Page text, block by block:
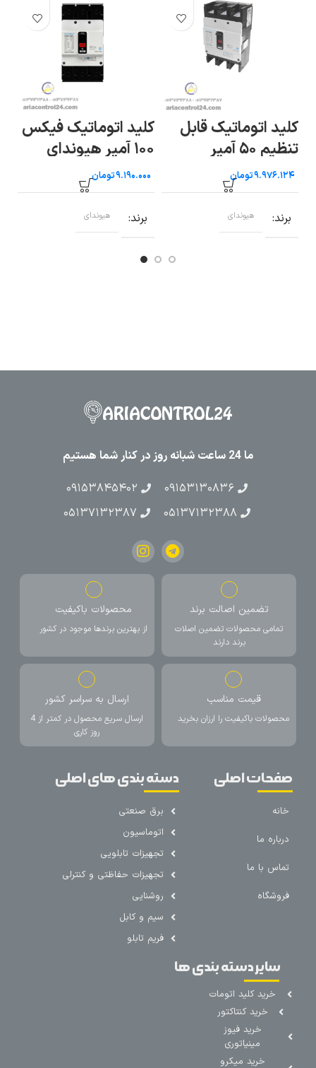
کلید اتوماتیک قابل
تنظیم ۵۰ آمپر
هیوندایتومان
برند هیوندای
کلید اتوماتیک فیکس
۱۰۰ آمپر هیوندای
تومان
برند هیوندای
ما 24 ساعت شبانه روز در کنار شما هستیم
۰۹۱۵۳۱۳۰۸۳۶
۰۹۱۵۳۸۴۵۴۰۲
۰۵۱۳۷۱۳۲۳۸۸
۰۵۱۳۷۱۳۲۳۸۷
تضمین اصالت برند
تمامی محصولات تضمین اصلات
برند دارند
محصولات باکیفیت
از بهترین برندها موجود در کشور
قیمت مناسب
محصولات باکیفیت را ارزان بخرید
ارسال به سراسر کشور
ارسال سریع محصول در کمتر از 4
روز کاری
صفحات اصلی
خانه
درباره ما
تماس با ما
فروشگاه
دسته بندی های اصلی
برق صنعتی
اتوماسیون
تجهیزات تابلویی
تجهیزات حفاظتی و کنترلی
روشنایی
سیم و کابل
فریم تابلو
سایر دسته بندی ها
خرید کلید اتومات
خرید کنتاکتور
خرید فیوز
مینیاتوری
خرید میکرو